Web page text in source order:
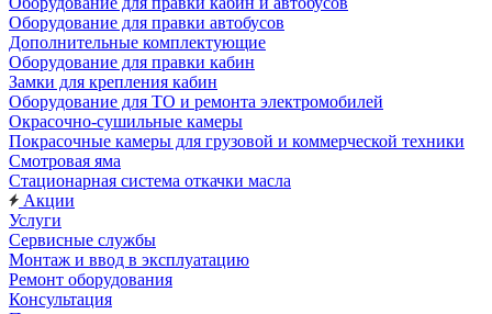
Оборудование для правки автобусов
Дополнительные комплектующие
Оборудование для правки кабин
Замки для крепления кабин
Оборудование для ТО и ремонта электромобилей
Окрасочно-сушильные камеры
Покрасочные камеры для грузовой и коммерческой техники
Смотровая яма
Стационарная система откачки масла
Акции
Услуги
Сервисные службы
Монтаж и ввод в эксплуатацию
Ремонт оборудования
Консультация